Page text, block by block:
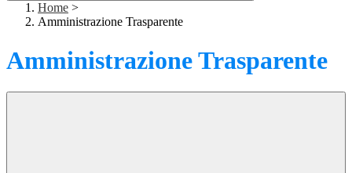
Home >
Amministrazione Trasparente
Amministrazione Trasparente